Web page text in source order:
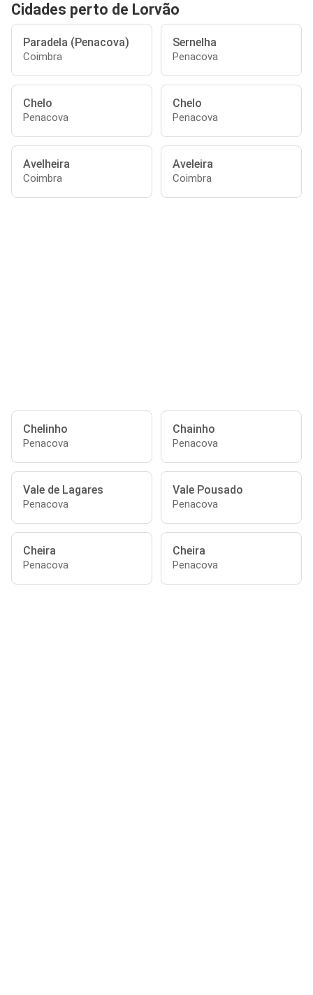
Cidades perto de Lorvão
Paradela (Penacova)
Coimbra
Sernelha
Penacova
Chelo
Penacova
Chelo
Penacova
Avelheira
Coimbra
Aveleira
Coimbra
Chelinho
Penacova
Chainho
Penacova
Vale de Lagares
Penacova
Vale Pousado
Penacova
Cheira
Penacova
Cheira
Penacova